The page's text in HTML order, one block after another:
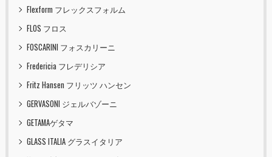
Flexform フレックスフォルム
FLOS フロス
FOSCARINI フォスカリーニ
Fredericia フレデリシア
Fritz Hansen フリッツ ハンセン
GERVASONI ジェルバゾーニ
GETAMAゲタマ
GLASS ITALIA グラスイタリア